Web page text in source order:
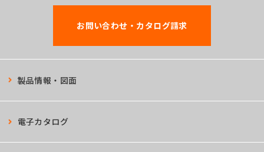
製品情報・図面
電子カタログ
お問い合わせ・カタログ請求